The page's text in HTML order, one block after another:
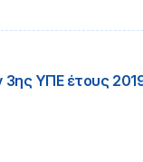
3ης ΥΠΕ έτους